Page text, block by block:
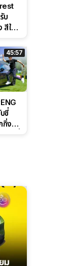
บ
สีใหม่
รัว
45:57
กิ่ง